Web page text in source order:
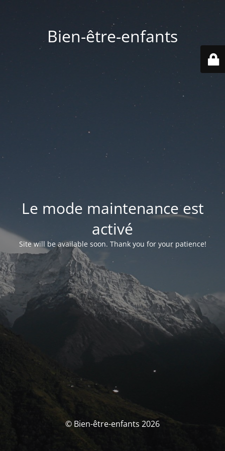
Bien-être-enfants
Le mode maintenance est
activé
Site will be available soon. Thank you for your patience!
© Bien-être-enfants 2026